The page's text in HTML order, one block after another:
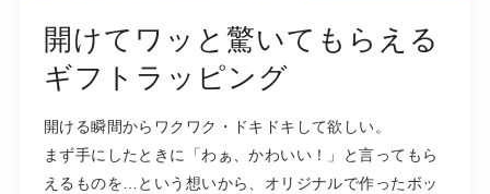
開けてワッと驚いてもらえる
ギフトラッピング
開ける瞬間からワクワク・ドキドキして欲しい。
まず手にしたときに「わぁ、かわいい！」と言ってもら
えるものを…という想いから、オリジナルで作ったボッ